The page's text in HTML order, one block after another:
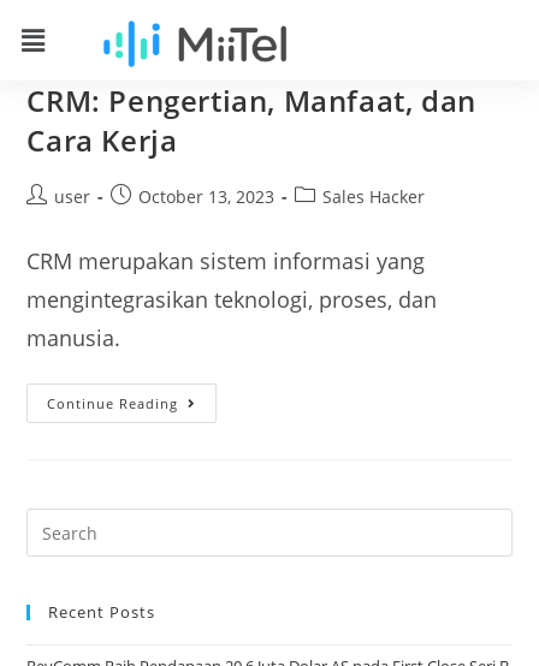
CRM: Pengertian, Manfaat, dan
Cara Kerja
user October 13, 2023 Sales Hacker
CRM merupakan sistem informasi yang
mengintegrasikan teknologi, proses, dan
manusia.
Continue Reading
Recent Posts